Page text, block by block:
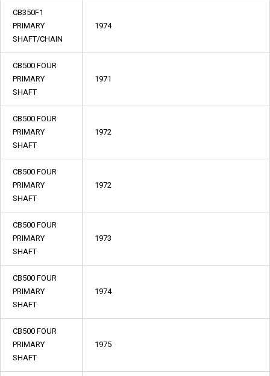
CB350F1
PRIMARY
SHAFT/CHAIN
1974
CB500 FOUR
PRIMARY
SHAFT
1971
CB500 FOUR
PRIMARY
SHAFT
1972
CB500 FOUR
PRIMARY
SHAFT
1972
CB500 FOUR
PRIMARY
SHAFT
1973
CB500 FOUR
PRIMARY
SHAFT
1974
CB500 FOUR
PRIMARY
SHAFT
1975